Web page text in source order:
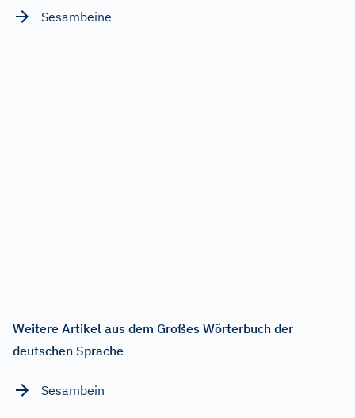
Sesambeine
Weitere Artikel aus dem Großes Wörterbuch der
deutschen Sprache
Sesambein